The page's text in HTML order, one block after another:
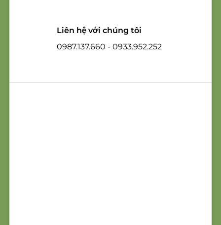
Liên hệ với chúng tôi
0987.137.660 - 0933.952.252